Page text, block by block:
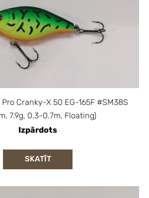
Cranky-X 50 EG-165F #SM38S
7.9g, 0.3-0.7m, Floating)
Izpārdots
SKATĪT